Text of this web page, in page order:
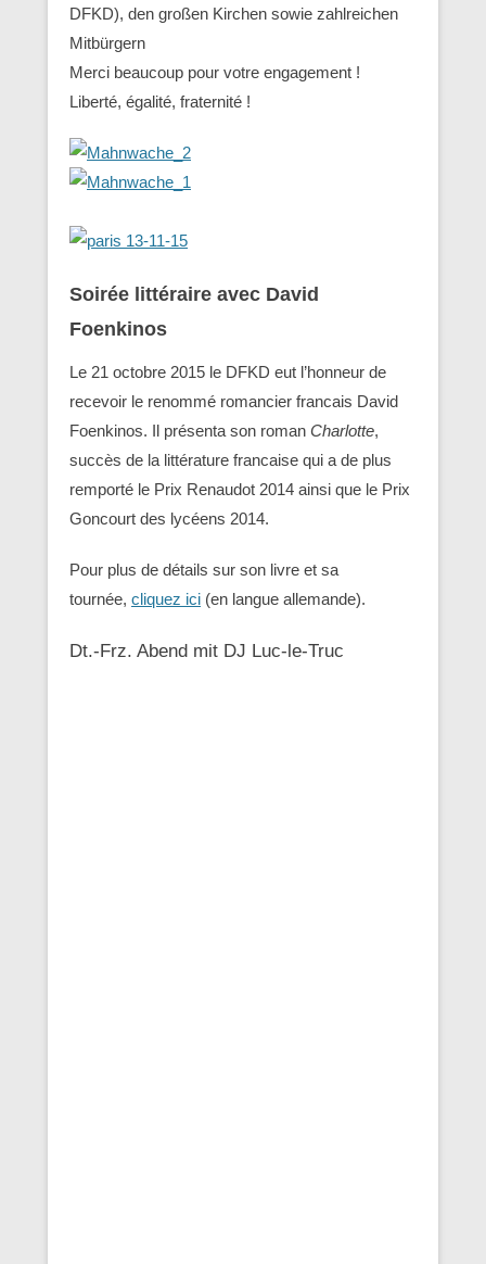
‪‎DFKD), den großen Kirchen sowie zahlreichen
Mitbürgern
Merci beaucoup pour votre engagement !
Liberté, égalité, fraternité !
Soirée littéraire avec David
Foenkinos
Le 21 octobre 2015 le DFKD eut l’honneur de
recevoir le renommé romancier francais David
Foenkinos. Il présenta son roman Charlotte,
succès de la littérature francaise qui a de plus
remporté le Prix Renaudot 2014 ainsi que le Prix
Goncourt des lycéens 2014.
Pour plus de détails sur son livre et sa
tournée, cliquez ici (en langue allemande).
Dt.-Frz. Abend mit DJ Luc-le-Truc